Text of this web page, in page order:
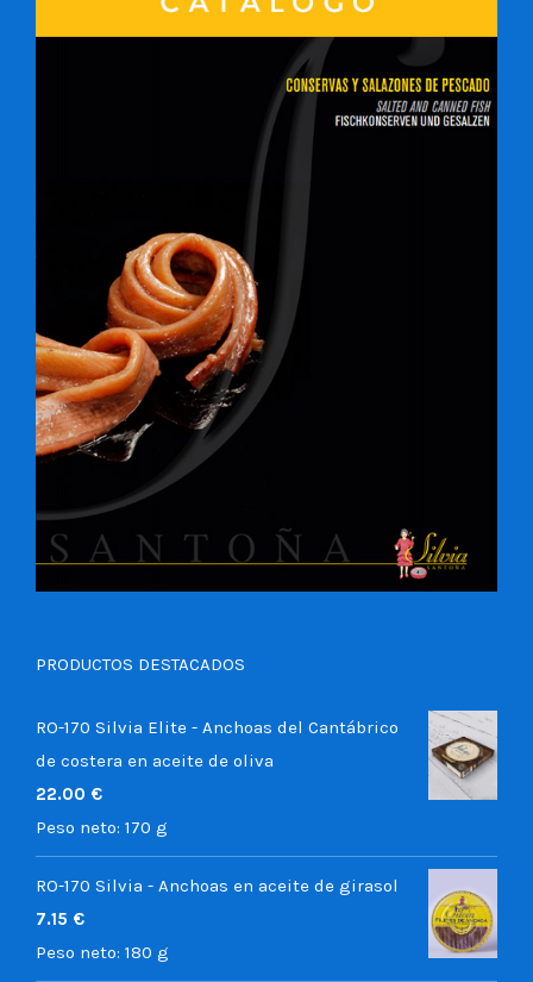
PRODUCTOS DESTACADOS
RO-170 Silvia Elite - Anchoas del Cantábrico
de costera en aceite de oliva
22.00 €
Peso neto: 170 g
RO-170 Silvia - Anchoas en aceite de girasol
7.15 €
Peso neto: 180 g